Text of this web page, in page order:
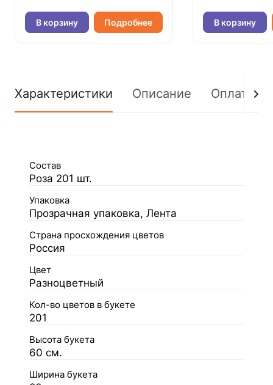
В корзину Подробнее В корзину
Характеристики Описание Оплата
Состав
Роза 201 шт.
Упаковка
Прозрачная упаковка, Лента
Страна просхождения цветов
Россия
Цвет
Разноцветный
Кол-во цветов в букете
201
Высота букета
60 см.
Ширина букета